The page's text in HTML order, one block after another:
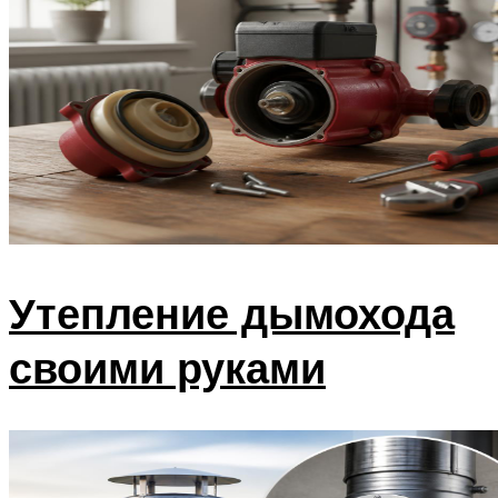
Утепление дымохода
своими руками